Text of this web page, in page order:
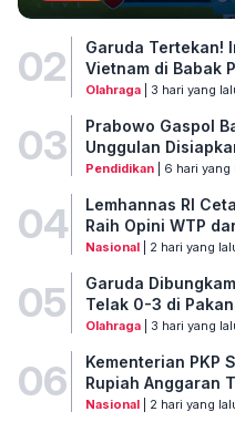
02
Garuda Tertekan!
Vietnam di Babak
Olahraga| 3 hari yang
03
Prabowo Gaspol
Unggulan
Pendidikan| 6 hari yang
04
Lemhannas RI
Raih Opini WTP
Nasional| 2 hari yang
05
Garuda
Telak 0-3 di
Olahraga| 3 hari yang
06
Kementerian PKP
Rupiah Anggaran
Nasional| 2 hari yang